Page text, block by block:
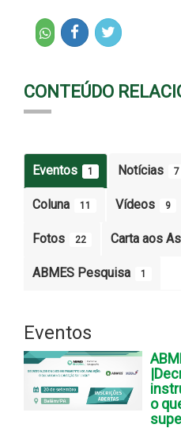
CONTEÚDO
Eventos 1 Notícias 7
Coluna 11 Vídeos 9
Fotos 22 Carta aos
ABMES Pesquisa 1
Eventos
o